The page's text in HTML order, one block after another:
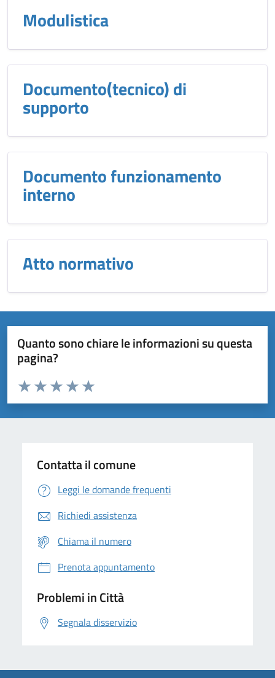
Modulistica
Documento(tecnico) di
supporto
Documento funzionamento
interno
Atto normativo
Quanto sono chiare le informazioni su questa
pagina?
Domanda
Valuta da 1 a 5 stelle la pagina
Valuta 5 stelle su 5
Valuta 4 stelle su 5
Valuta 3 stelle su 5
Valuta 2 stelle su 5
Valuta 1 stelle su 5
Contatta il comune
Leggi le domande frequenti
Richiedi assistenza
Chiama il numero
Prenota appuntamento
Problemi in Città
Segnala disservizio